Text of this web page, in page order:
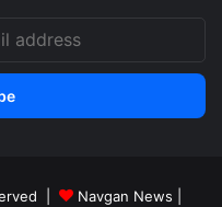
| Navgan News